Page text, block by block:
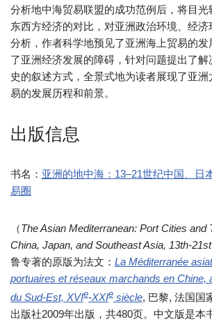
分析地中海贸易联盟的成功范例后，将目
东西方经济的对比，对亚洲政治环境、经济
分析，作者科学地预见了亚洲海上贸易的发
了亚洲经济发展的障碍，针对问题提出了
史的叙述方式，全景式地为读者展现了亚
易的发展历程和前景。
出版信息
书名： 亚洲的地中海：13–21世纪中国、日
易圈
（The Asian Mediterranean: Port Cities and
China, Japan, and Southeast Asia, 13th-
鲁专著的原版为法文： La Méditerranée
portuaires et réseaux marchands en Chine,
du Sud-Est, XVIe-XXIe siècle, 巴黎, 法国国
出版社2009年出版，共480页。中文版是本